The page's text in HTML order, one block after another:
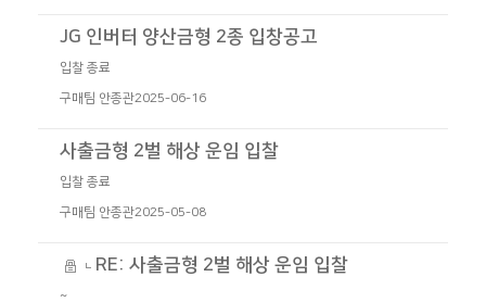
JG 인버터 양산금형 2종 입창공고
입찰 종료
구매팀 안종관2025-06-16
사출금형 2벌 해상 운임 입찰
입찰 종료
구매팀 안종관2025-05-08
RE: 사출금형 2벌 해상 운임 입찰
~